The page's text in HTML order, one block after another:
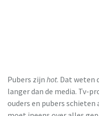
Pubers zijn hot. Dat weten
langer dan de media. Tv-
ouders en pubers